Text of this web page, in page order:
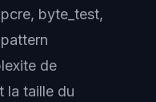
byte_test,
de
la taille du